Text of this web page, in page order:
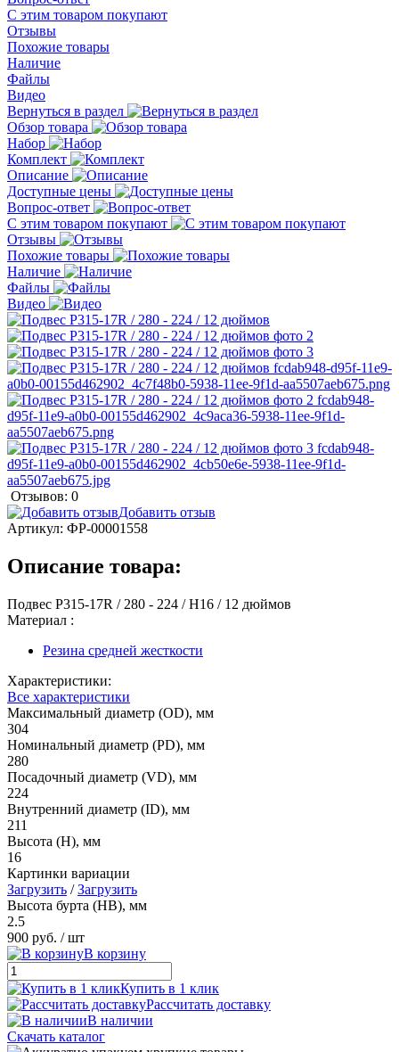
С этим товаром покупают
Отзывы
Похожие товары
Наличие
Файлы
Видео
Вернуться в раздел
Обзор товара
Набор
Комплект
Описание
Доступные цены
Вопрос-ответ
С этим товаром покупают
Отзывы
Похожие товары
Наличие
Файлы
Видео
Отзывов: 0
Добавить отзыв
Артикул: ФР-00001558
Описание товара:
Подвес P315-17R / 280 - 224 / H16 / 12 дюймов
Материал :
Резина средней жесткости
Характеристики:
Все характеристики
Максимальный диаметр (OD), мм
304
Номинальный диаметр (PD), мм
280
Посадочный диаметр (VD), мм
224
Внутренний диаметр (ID), мм
211
Высота (H), мм
16
Картинки вариации
Загрузить /Загрузить
Высота бурта (HB), мм
2.5
900 руб. / шт
В корзину
Купить в 1 клик
Рассчитать доставку
В наличии
Скачать каталог